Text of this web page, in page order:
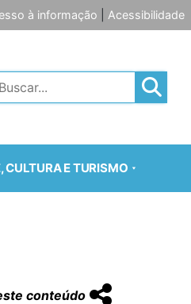
à informação Acessibilidade
CULTURA E TURISMO
conteúdo